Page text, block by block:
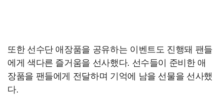
또한 선수단 애장품을 공유하는 이벤트도 진행돼 팬들
에게 색다른 즐거움을 선사했다. 선수들이 준비한 애
장품을 팬들에게 전달하며 기억에 남을 선물을 선사했
다.